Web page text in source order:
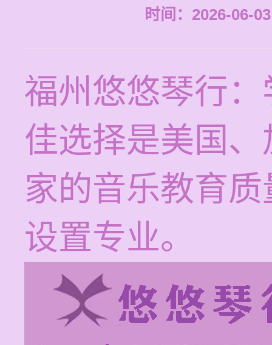
时间：2026-06-
福州悠悠琴行
佳选择是美国
家的音乐教育
设置专业。